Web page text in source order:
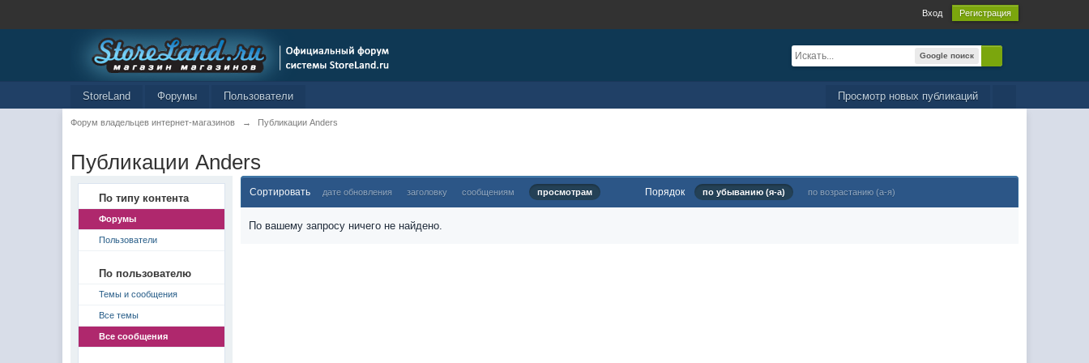
Вход Регистрация
Google поиск
Просмотр новых публикаций
StoreLand Форумы Пользователи
Форум владельцев интернет-магазинов → Публикации Anders
Публикации Anders
По типу контента
Форумы
Пользователи
По пользователю
Темы и сообщения
Все темы
Все сообщения
Сортировать дате обновления заголовку сообщениям просмотрам Порядок по убыванию (я-а) по возрастанию (а-я)
По вашему запросу ничего не найдено.